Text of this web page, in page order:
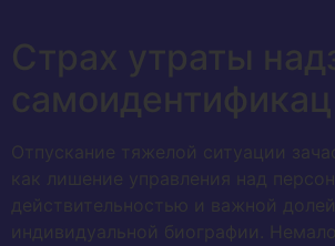
Страх утраты
Отпускание тяжелой ситуации
как лишение управления над
действительностью и важной долей
индивидуальной биографии.